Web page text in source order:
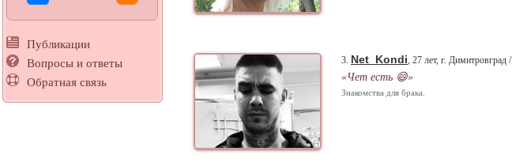
Публикации
Вопросы и ответы
Обратная связь
3. Net_Kondi, 27 лет, г. Димитровград /
«Чет есть 😄»
Знакомства для брака.